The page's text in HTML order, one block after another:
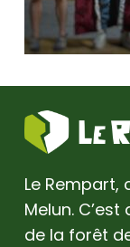
Le Rempart,
Melun.
de la forêt